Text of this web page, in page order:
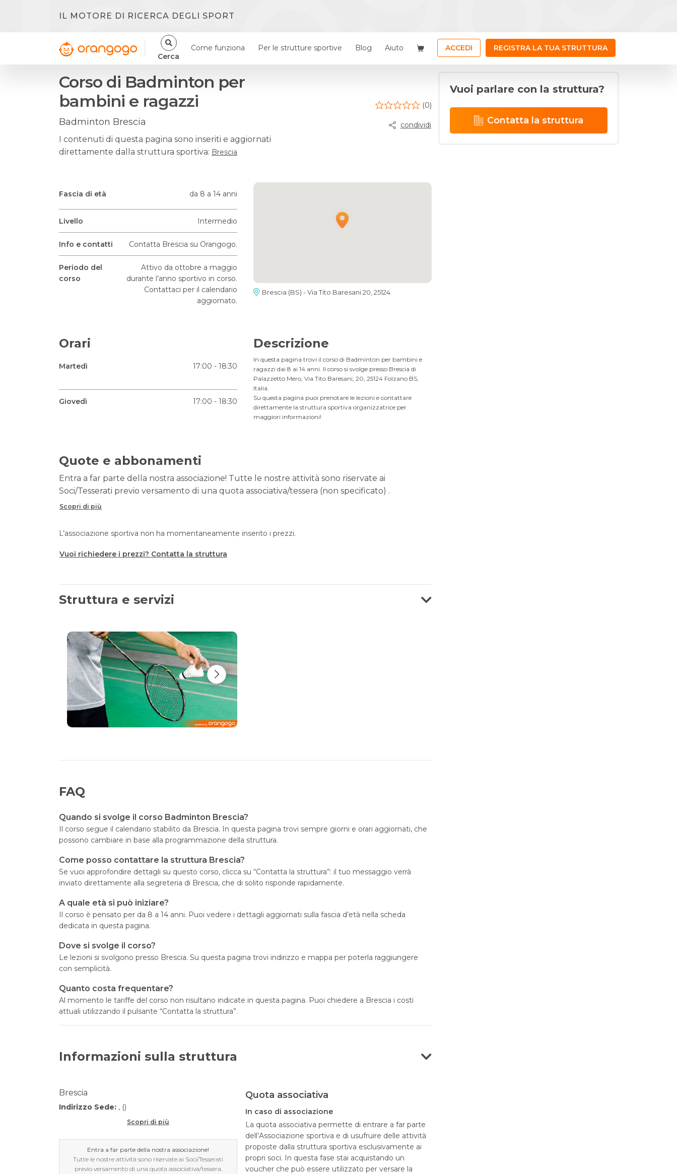
IL MOTORE DI RICERCA DEGLI SPORT
Cerca
Come funziona Per le strutture sportive Blog Aiuto ACCEDI REGISTRA LA TUA STRUTTURA
Corso di Badminton per
bambini e ragazzi
Badminton Brescia
I contenuti di questa pagina sono inseriti e aggiornati
direttamente dalla struttura sportiva: Brescia
(0)
condividi
Fascia di età da 8 a 14 anni
Livello Intermedio
Info e contatti Contatta Brescia su Orangogo.
Periodo del
corso
Attivo da ottobre a maggio
durante l’anno sportivo in corso.
Contattaci per il calendario
aggiornato.
Brescia (BS) - Via Tito Baresani 20, 25124
Orari
Martedì 17:00 - 18:30
Giovedì 17:00 - 18:30
Descrizione
In questa pagina trovi il corso di Badminton per bambini e
ragazzi dai 8 ai 14 anni. Il corso si svolge presso Brescia di
Palazzetto Mero, Via Tito Baresani, 20, 25124 Folzano BS,
Italia.
Su questa pagina puoi prenotare le lezioni e contattare
direttamente la struttura sportiva organizzatrice per
maggiori informazioni!
Quote e abbonamenti
Entra a far parte della nostra associazione! Tutte le nostre attività sono riservate ai
Soci/Tesserati previo versamento di una quota associativa/tessera (non specificato) .
Scopri di più
L’associazione sportiva non ha momentaneamente inserito i prezzi.
Vuoi richiedere i prezzi? Contatta la struttura
Struttura e servizi
FAQ
Quando si svolge il corso Badminton Brescia?
Il corso segue il calendario stabilito da Brescia. In questa pagina trovi sempre giorni e orari aggiornati, che
possono cambiare in base alla programmazione della struttura.
Come posso contattare la struttura Brescia?
Se vuoi approfondire dettagli su questo corso, clicca su “Contatta la struttura”: il tuo messaggio verrà
inviato direttamente alla segreteria di Brescia, che di solito risponde rapidamente.
A quale età si può iniziare?
Il corso è pensato per da 8 a 14 anni. Puoi vedere i dettagli aggiornati sulla fascia d’età nella scheda
dedicata in questa pagina.
Dove si svolge il corso?
Le lezioni si svolgono presso Brescia. Su questa pagina trovi indirizzo e mappa per poterla raggiungere
con semplicità.
Quanto costa frequentare?
Al momento le tariffe del corso non risultano indicate in questa pagina. Puoi chiedere a Brescia i costi
attuali utilizzando il pulsante “Contatta la struttura”.
Informazioni sulla struttura
Brescia
Indirizzo Sede: , ()
Scopri di più
Entra a far parte della nostra associazione!
Tutte le nostre attività sono riservate ai Soci/Tesserati
previo versamento di una quota associativa/tessera.
Quota associativa
In caso di associazione
La quota associativa permette di entrare a far parte
dell’Associazione sportiva e di usufruire delle attività
proposte dalla struttura sportiva esclusivamente ai
propri soci. In questa fase stai acquistando un
voucher che può essere utilizzato per versare la
Vuoi parlare con la struttura?
Contatta la struttura